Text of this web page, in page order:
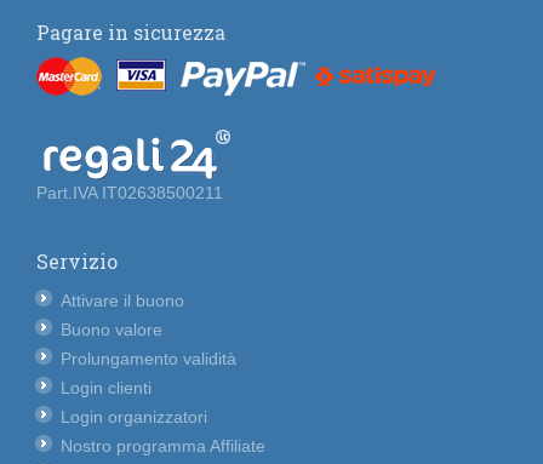
Pagare in sicurezza
Part.IVA IT02638500211
Servizio
Attivare il buono
Buono valore
Prolungamento validità
Login clienti
Login organizzatori
Nostro programma Affiliate